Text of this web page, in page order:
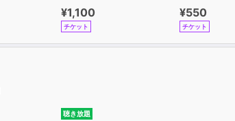
¥1,100
チケット
¥550
チケット
聴き放題